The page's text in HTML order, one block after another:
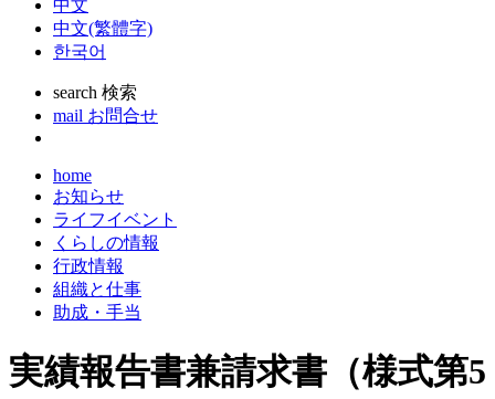
中文
中文(繁體字)
한국어
search 検索
mail お問合せ
home
お知らせ
ライフイベント
くらしの情報
行政情報
組織と仕事
助成・手当
実績報告書兼請求書（様式第5